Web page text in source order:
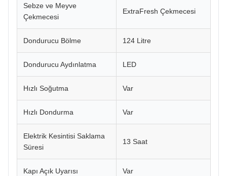
Sebze ve Meyve
Çekmecesi
ExtraFresh Çekmecesi
Dondurucu Bölme 124 Litre
Dondurucu Aydınlatma LED
Hızlı Soğutma Var
Hızlı Dondurma Var
Elektrik Kesintisi Saklama
Süresi
13 Saat
Kapı Açık Uyarısı Var